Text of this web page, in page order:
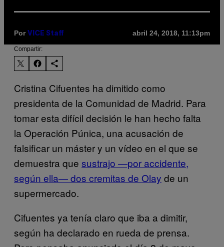
Por VICE Staff abril 24, 2018, 11:13pm
Compartir:
Cristina Cifuentes ha dimitido como
presidenta de la Comunidad de Madrid. Para
tomar esta difícil decisión le han hecho falta
la Operación Púnica, una acusación de
falsificar un máster y un vídeo en el que se
demuestra que sustrajo —por accidente,
según ella— dos cremitas de Olay de un
supermercado.
Cifuentes ya tenía claro que iba a dimitir,
según ha declarado en rueda de prensa.